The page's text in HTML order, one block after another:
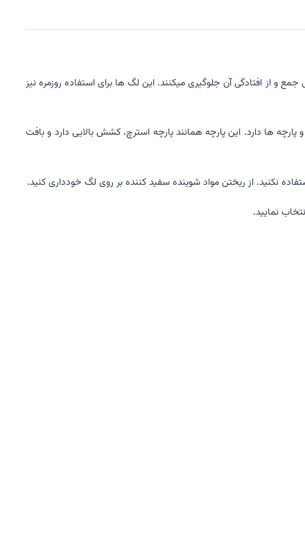
و از افتادگی آن جلوگیری میکنند. این لگ ها برای استفاده روزمره نیز
ها دارد. این پارچه همانند پارچه استرچ، کشش بالایی دارد و بافت
نمایید.